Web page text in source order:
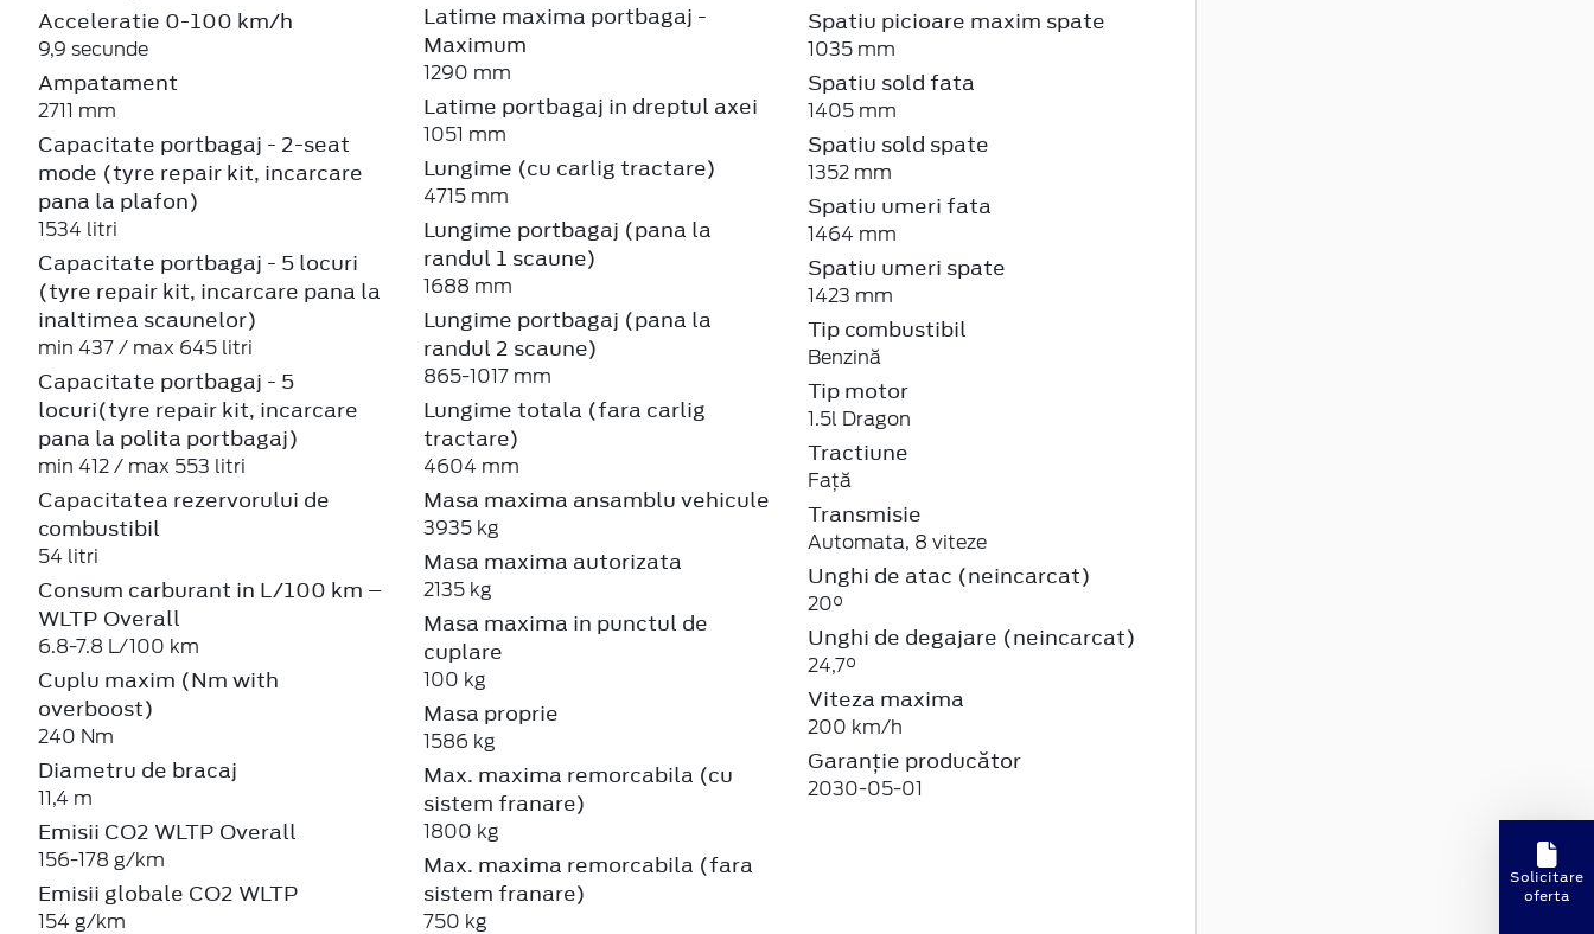
Acceleratie 0-100 km/h
9,9 secunde
Ampatament
2711 mm
Capacitate portbagaj - 2-seat
mode (tyre repair kit, incarcare
pana la plafon)
1534 litri
Capacitate portbagaj - 5 locuri
(tyre repair kit, incarcare pana la
inaltimea scaunelor)
min 437 / max 645 litri
Capacitate portbagaj - 5
locuri(tyre repair kit, incarcare
pana la polita portbagaj)
min 412 / max 553 litri
Capacitatea rezervorului de
combustibil
54 litri
Consum carburant in L/100 km –
WLTP Overall
6.8-7.8 L/100 km
Cuplu maxim (Nm with
overboost)
240 Nm
Diametru de bracaj
11,4 m
Emisii CO2 WLTP Overall
156-178 g/km
Emisii globale CO2 WLTP
154 g/km
Latime maxima portbagaj -
Maximum
1290 mm
Latime portbagaj in dreptul axei
1051 mm
Lungime (cu carlig tractare)
4715 mm
Lungime portbagaj (pana la
randul 1 scaune)
1688 mm
Lungime portbagaj (pana la
randul 2 scaune)
865-1017 mm
Lungime totala (fara carlig
tractare)
4604 mm
Masa maxima ansamblu vehicule
3935 kg
Masa maxima autorizata
2135 kg
Masa maxima in punctul de
cuplare
100 kg
Masa proprie
1586 kg
Max. maxima remorcabila (cu
sistem franare)
1800 kg
Max. maxima remorcabila (fara
sistem franare)
750 kg
Spatiu picioare maxim spate
1035 mm
Spatiu sold fata
1405 mm
Spatiu sold spate
1352 mm
Spatiu umeri fata
1464 mm
Spatiu umeri spate
1423 mm
Tip combustibil
Benzină
Tip motor
1.5l Dragon
Tractiune
Față
Transmisie
Automata, 8 viteze
Unghi de atac (neincarcat)
20°
Unghi de degajare (neincarcat)
24,7°
Viteza maxima
200 km/h
Garanție producător
2030-05-01
Solicitare
oferta